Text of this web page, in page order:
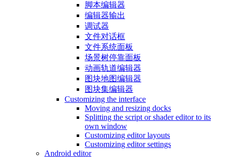
脚本编辑器
编辑器输出
调试器
文件对话框
文件系统面板
场景树停靠面板
动画轨道编辑器
图块地图编辑器
图块集编辑器
Customizing the interface
Moving and resizing docks
Splitting the script or shader editor to its
own window
Customizing editor layouts
Customizing editor settings
Android editor